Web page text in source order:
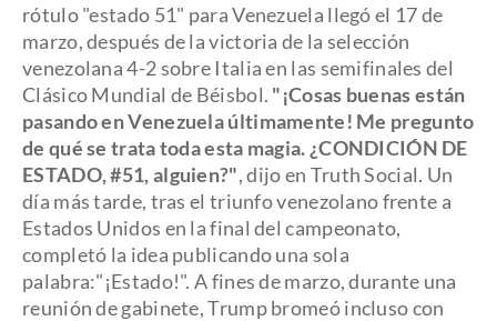
rótulo "estado 51" para Venezuela llegó el 17 de
marzo, después de la victoria de la selección
venezolana 4-2 sobre Italia en las semifinales del
Clásico Mundial de Béisbol. "¡Cosas buenas están
pasando en Venezuela últimamente! Me pregunto
de qué se trata toda esta magia. ¿CONDICIÓN DE
ESTADO, #51, alguien?", dijo en Truth Social. Un
día más tarde, tras el triunfo venezolano frente a
Estados Unidos en la final del campeonato,
completó la idea publicando una sola
palabra:"¡Estado!". A fines de marzo, durante una
reunión de gabinete, Trump bromeó incluso con